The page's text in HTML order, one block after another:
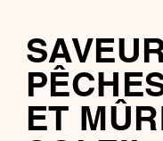
ET